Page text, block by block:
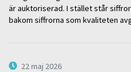
är auktoriserad. I stället står
bakom siffrorna som kvaliteten
22 maj 2026